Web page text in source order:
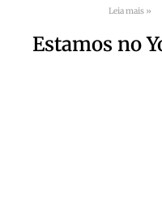
Leia mais »
Estamos no